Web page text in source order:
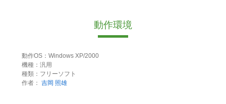
動作環境
動作OS：Windows XP/2000
機種：汎用
種類：フリーソフト
作者： 吉岡 照雄